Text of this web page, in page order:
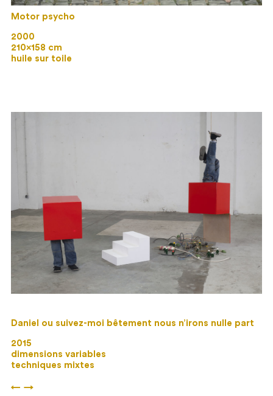
Motor psycho
2000
210×158 cm
huile sur toile
Daniel ou suivez-moi bêtement nous n’irons nulle part
2015
dimensions variables
techniques mixtes
← →